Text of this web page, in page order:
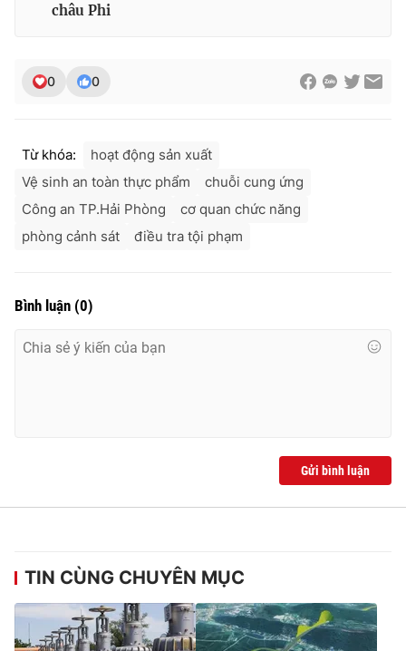
châu Phi
0 0
Từ khóa:
hoạt động sản xuất
Vệ sinh an toàn thực phẩm
chuỗi cung ứng
Công an TP.Hải Phòng
cơ quan chức năng
phòng cảnh sát
điều tra tội phạm
Bình luận (0)
Gửi bình luận
TIN CÙNG CHUYÊN MỤC